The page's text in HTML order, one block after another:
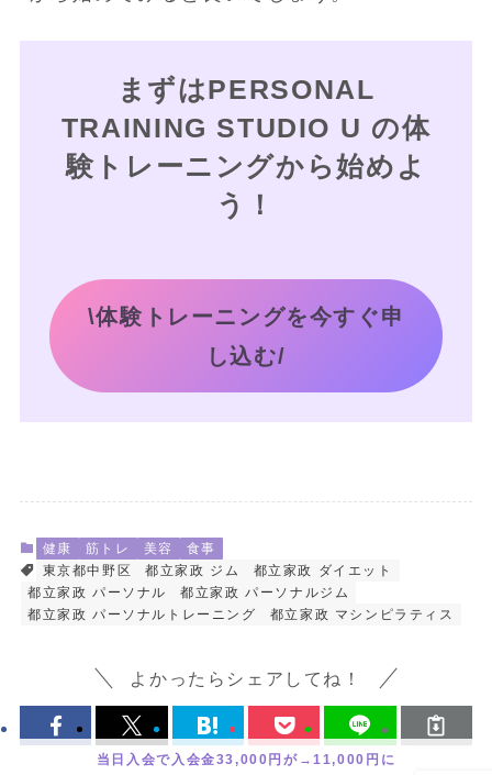
まずはPERSONAL
TRAINING STUDIO U の体
験トレーニングから始めよ
う！
\体験トレーニングを今すぐ申
し込む/
健康 筋トレ 美容
食事
東京都中野区
都立家政 ジム
都立家政 ダイエット
都立家政 パーソナル
都立家政 パーソナルジム
都立家政 パーソナルトレーニング
都立家政 マシンピラティス
よかったらシェアしてね！
当日入会で入会金33,000円が→11,000円に